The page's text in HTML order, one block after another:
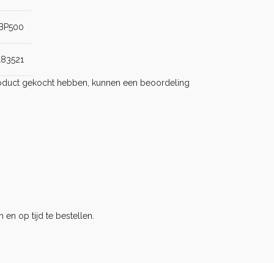
BP500
gekocht hebben, kunnen een beoordeling
en op tijd te bestellen.